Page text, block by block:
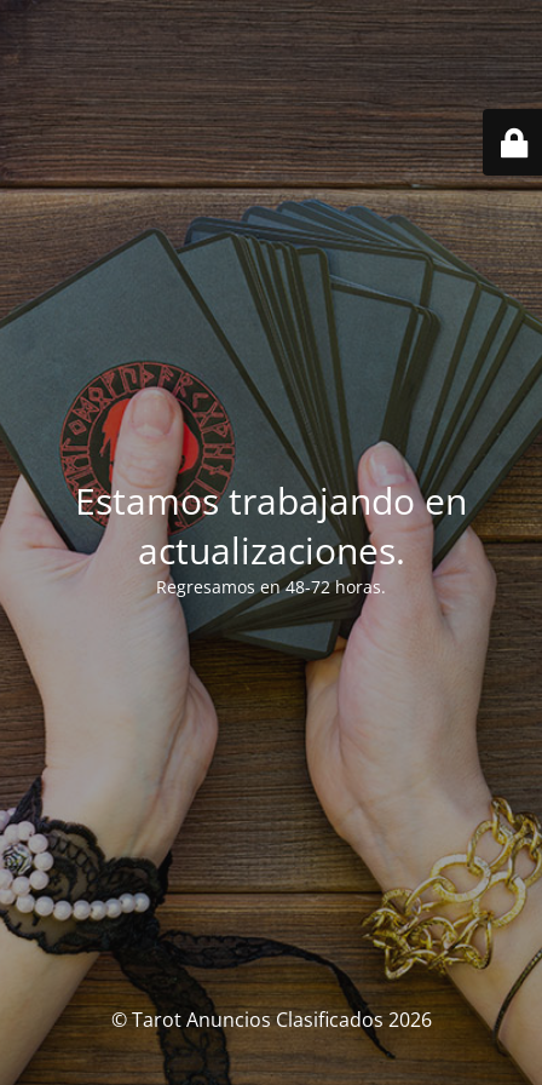
Estamos trabajando en
actualizaciones.
Regresamos en 48-72 horas.
© Tarot Anuncios Clasificados 2026